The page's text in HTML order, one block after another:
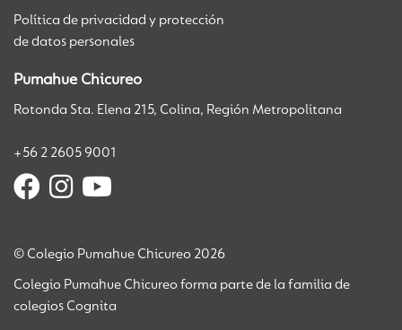
Política de privacidad y protección
de datos personales
Pumahue Chicureo
Rotonda Sta. Elena 215, Colina, Región Metropolitana
+56 2 2605 9001
© Colegio Pumahue Chicureo 2026
Colegio Pumahue Chicureo forma parte de la familia de
colegios Cognita